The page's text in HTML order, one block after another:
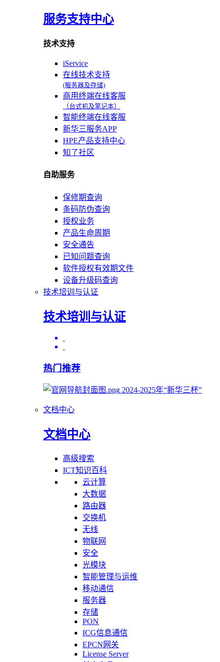
服务支持中心
技术支持
iService
在线技术支持
(服务器及存储)
商用终端在线客服
（台式机及笔记本）
智能终端在线客服
新华三服务APP
HPE产品支持中心
知了社区
自助服务
保修期查询
条码防伪查询
授权业务
产品生命周期
安全通告
已知问题查询
软件授权有效期文件
设备升级码查询
技术培训与认证
技术培训与认证
热门推荐
2024-2025年“新华三杯”
文档中心
文档中心
高级搜索
ICT知识百科
云计算
大数据
路由器
交换机
无线
物联网
安全
光模块
智能管理与运维
移动通信
服务器
存储
PON
ICG信息通信
EPCN网关
License Server